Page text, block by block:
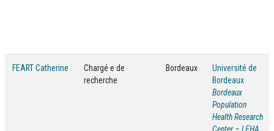
FEART Catherine
Chargé·e de
recherche
Bordeaux
Université de
Bordeaux
Bordeaux
Population
Health Research